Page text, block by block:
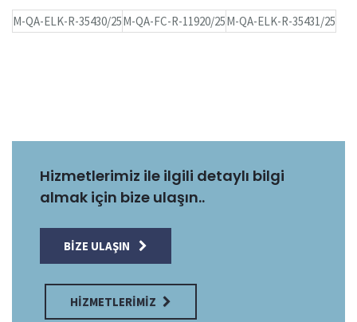
M-QA-ELK-R-35430/25M-QA-FC-R-11920/25M-QA-ELK-R-35431/25
Hizmetlerimiz ile ilgili detaylı bilgi
almak için bize ulaşın..
BIZE ULAŞIN
HIZMETLERIMIZ